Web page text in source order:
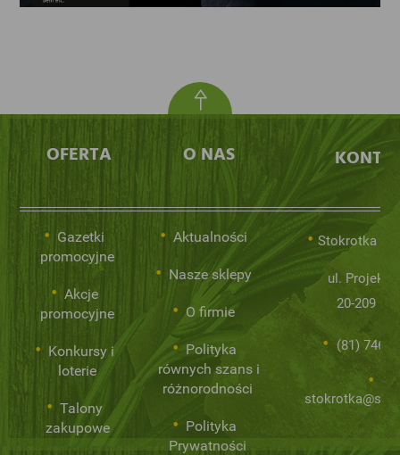
OFERTA
Gazetki
promocyjne
Akcje
promocyjne
Konkursy i
loterie
Talony
zakupowe
O NAS
Aktualności
Nasze sklepy
O firmie
Polityka
równych szans i
różnorodności
Polityka
Prywatności
Stokrotka
ul.
20-209
(81) 746